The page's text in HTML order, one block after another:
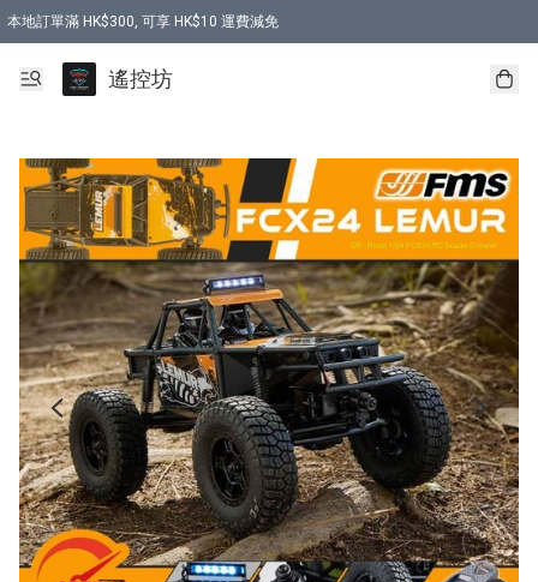
本地訂單滿 HK$300, 可享 HK$10 運費減免
購買 7.6V 6500mah 70C 電池 送 7.6V USB充電器
遙控坊